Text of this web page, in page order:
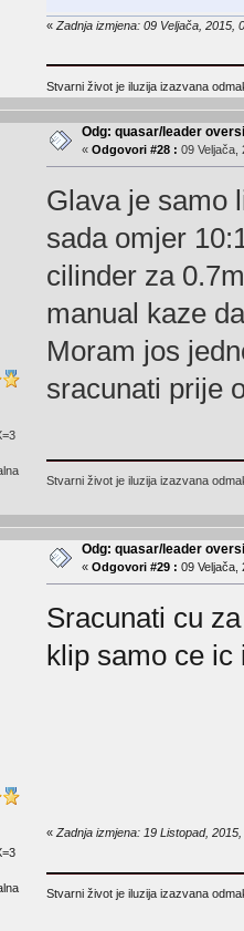
« Zadnja izmjena: 09 Veljača, 2015,
Stvarni život je iluzija izazvana
Odg: quasar/leader
« Odgovori #28 : 09 Veljača,
Glava je samo
sada omjer
cilinder za
manual kaze
Moram jos
sracunati prije
Stvarni život je iluzija izazvana
Odg: quasar/leader
« Odgovori #29 : 09 Veljača,
Sracunati cu
klip samo ce ic
« Zadnja izmjena: 19 Listopad,
Stvarni život je iluzija izazvana